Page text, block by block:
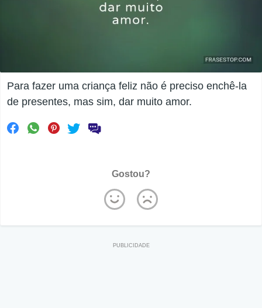
Para fazer uma criança feliz não é preciso enchê-la
de presentes, mas sim, dar muito amor.
Gostou?